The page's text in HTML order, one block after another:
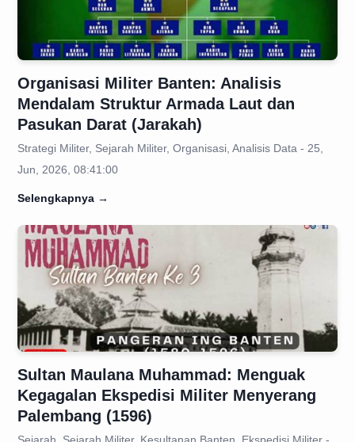
Organisasi Militer Banten: Analisis
Mendalam Struktur Armada Laut dan
Pasukan Darat (Jarakah)
Strategi Militer, Sejarah Militer, Organisasi, Analisis Data - 25,
Jun, 2026, 08:41:00
Selengkapnya →
Sultan Maulana Muhammad: Menguak
Kegagalan Ekspedisi Militer Menyerang
Palembang (1596)